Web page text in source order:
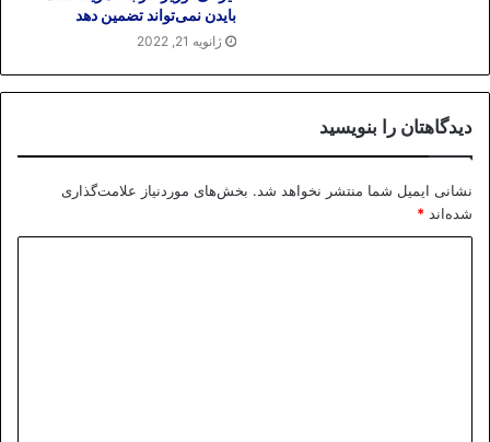
بایدن نمی‌تواند تضمین دهد
ژانویه 21, 2022
دیدگاهتان را بنویسید
نشانی ایمیل شما منتشر نخواهد شد. بخش‌های موردنیاز علامت‌گذاری
شده‌اند *